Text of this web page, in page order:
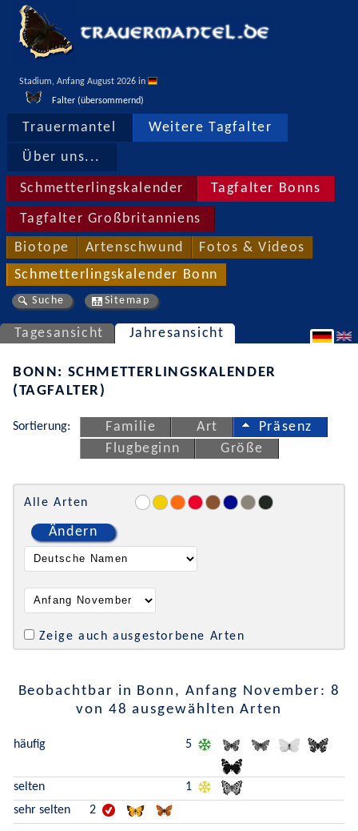
Stadium, Anfang August 2026 in
Falter (übersommernd)
Trauermantel Weitere Tagfalter
Über uns...
Schmetterlingskalender Tagfalter Bonns
Tagfalter Großbritanniens
Biotope Artenschwund Fotos & Videos
Schmetterlingskalender Bonn
Suche Sitemap
Tagesansicht Jahresansicht
BONN: SCHMETTERLINGSKALENDER
(TAGFALTER)
Sortierung: Familie Art
Präsenz
Flugbeginn
Größe
Alle Arten
Ändern
Zeige auch ausgestorbene Arten
Beobachtbar in Bonn, Anfang November: 8
von 48 ausgewählten Arten
häufig 5
selten
1
sehr selten
2